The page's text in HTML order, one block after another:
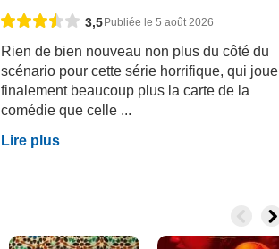
3,5 Publiée le 5 août 2026
Rien de bien nouveau non plus du côté du
scénario pour cette série horrifique, qui joue
finalement beaucoup plus la carte de la
comédie que celle ...
Lire plus